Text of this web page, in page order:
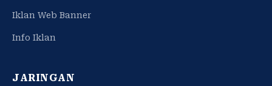
Iklan Web Banner
Info Iklan
JARINGAN